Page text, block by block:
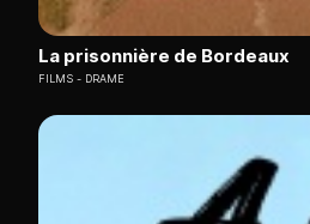
La prisonnière de Bordeaux
FILMS DRAME